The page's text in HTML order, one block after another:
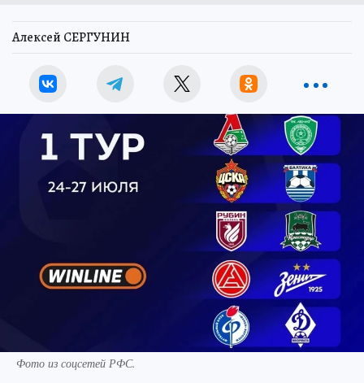
Алексей СЕРГУНИН
Фото из соцсетей РФС.